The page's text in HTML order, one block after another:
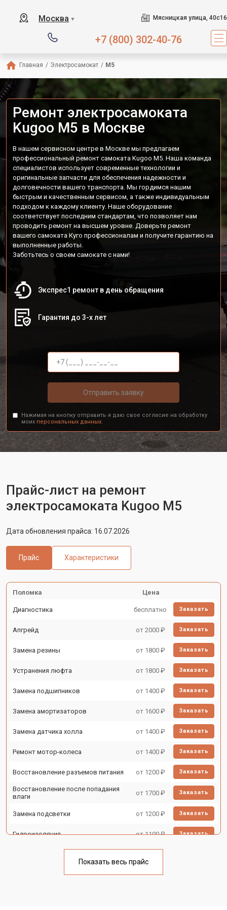
Москва ▼ Мясницкая улица, 40с16
+7 (800) 302-40-76
Главная / Электросамокат / M5
Ремонт электросамоката
Kugoo M5 в Москве
В нашем сервисном центре в Москве мы предлагаем
профессиональный ремонт самоката Kugoo M5. Наша команда
специалистов использует современные технологии и
оригинальные запчасти для обеспечения надежности и
долговечности вашего транспорта. Мы гордимся нашим
быстрым и качественным сервисом, а также индивидуальным
подходом к каждому клиенту. Наше оборудование
соответствует последним стандартам, что позволяет нам
проводить ремонт на высшем уровне. Доверьте ремонт
вашего самоката Куго профессионалам и получите гарантию на
выполненные работы.
Заботьтесь о своем самокате с нами!
Экспрес1 ремонт в день обращения
Гарантия до 3-х лет
Отправить заявку
Нажимая на кнопку отправить я даю свое согласие на обработку
моих персональных данных.
Прайс-лист на ремонт
электросамоката Kugoo M5
Дата обновления прайса: 16.07.2026
Прайс Характеристики
Поломка Цена
Диагностика бесплатно Заказать
Апгрейд от 2000 ₽ Заказать
Замена резины от 1800 ₽ Заказать
Устранения люфта от 1800 ₽ Заказать
Замена подшипников от 1400 ₽ Заказать
Замена амортизаторов от 1600 ₽ Заказать
Замена датчика холла от 1400 ₽ Заказать
Ремонт мотор-колеса от 1400 ₽ Заказать
Восстановление разъемов питания от 1200 ₽ Заказать
Восстановление после попадания
влаги
от 1700 ₽ Заказать
Замена подсветки от 1200 ₽ Заказать
Гидроизоляция от 1100 ₽ Заказать
Ремонт платы управления
от 1800 ₽
Показать весь прайс